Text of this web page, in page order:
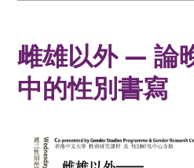
雌雄以外 — 論
中的性別書寫